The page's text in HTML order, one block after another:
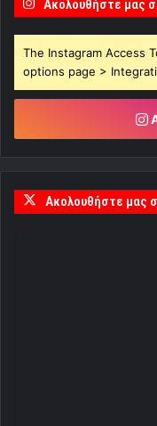
Ακολουθήστε μας
The Instagram Access
options page >
Ακολουθήστε μας